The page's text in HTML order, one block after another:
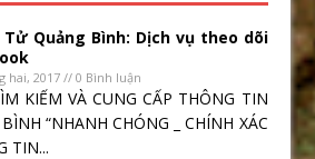
Tử Quảng Bình: Dịch vụ theo dõi
hai, 2017 // 0 Bình luận
KIẾM VÀ CUNG CẤP THÔNG TIN
“NHANH CHÓNG _ CHÍNH XÁC
TIN...